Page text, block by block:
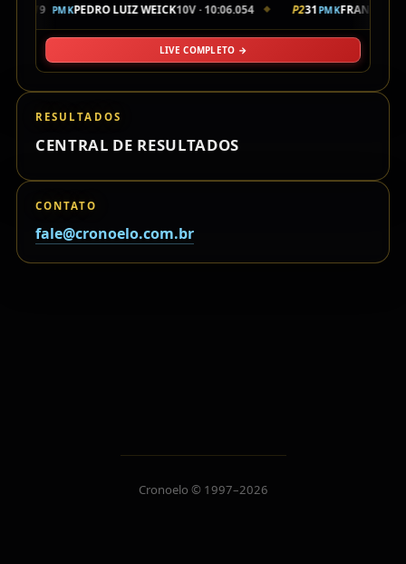
9 PMKPEDRO LUIZ WEICK10V · 10:06.054 ◆ P231PMKFRANCISCO
LIVE COMPLETO →
RESULTADOS
CENTRAL DE RESULTADOS
CONTATO
fale@cronoelo.com.br
Cronoelo © 1997–2026